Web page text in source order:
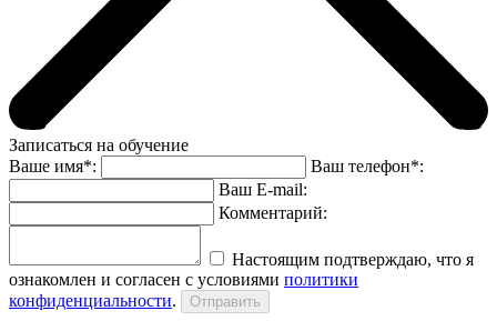
Записаться на обучение
Ваше имя*:
Ваш телефон*:
Ваш E-mail:
Комментарий:
Настоящим подтверждаю, что я
ознакомлен и согласен с условиями политики
конфиденциальности.